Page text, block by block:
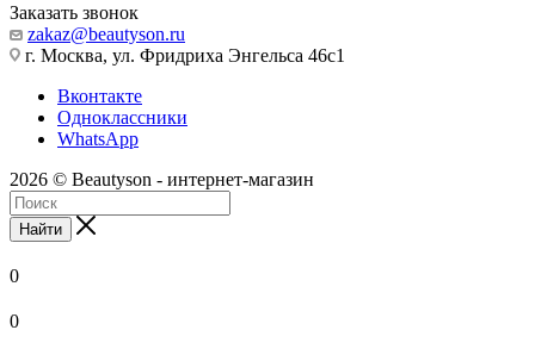
Заказать звонок
zakaz@beautyson.ru
г. Москва, ул. Фридриха Энгельса 46с1
Вконтакте
Одноклассники
WhatsApp
2026 © Beautyson - интернет-магазин
Найти
0
0